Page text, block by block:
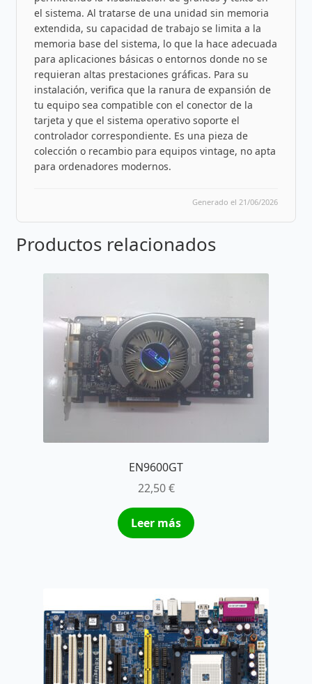
el sistema. Al tratarse de una unidad sin memoria
extendida, su capacidad de trabajo se limita a la
memoria base del sistema, lo que la hace adecuada
para aplicaciones básicas o entornos donde no se
requieran altas prestaciones gráficas. Para su
instalación, verifica que la ranura de expansión de
tu equipo sea compatible con el conector de la
tarjeta y que el sistema operativo soporte el
controlador correspondiente. Es una pieza de
colección o recambio para equipos vintage, no apta
para ordenadores modernos.
Generado el 21/06/2026
Productos relacionados
EN9600GT
22,50€
Leer más